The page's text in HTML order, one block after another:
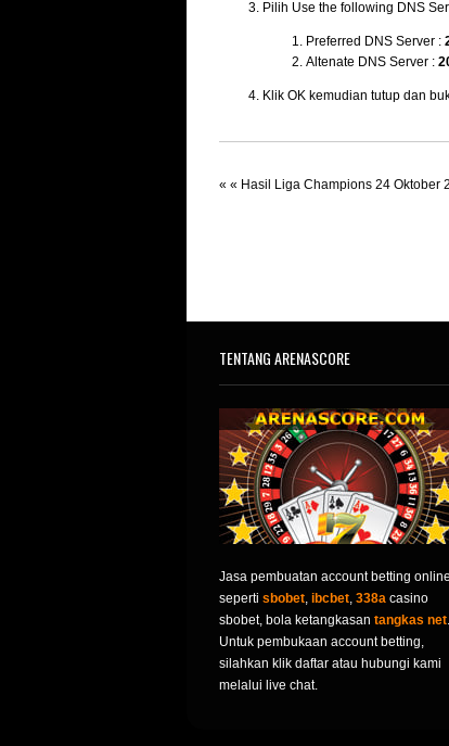
Pilih Use the following DNS
Preferred DNS Server :
Altenate DNS Server :
Klik OK kemudian tutup dan
« « Hasil Liga Champions 24 Oktober
TENTANG ARENASCORE
Jasa pembuatan account betting online
seperti sbobet, ibcbet, 338a casino
sbobet, bola ketangkasan tangkas net.
Untuk pembukaan account betting,
silahkan klik daftar atau hubungi kami
melalui live chat.